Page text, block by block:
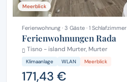
Meerblick
Ferienwohnung · 3 Gäste · 1 Schlafzimmer
Ferienwohnungen Rada
Tisno - island Murter, Murter
Klimaanlage WLAN Meerblick
171,43 €